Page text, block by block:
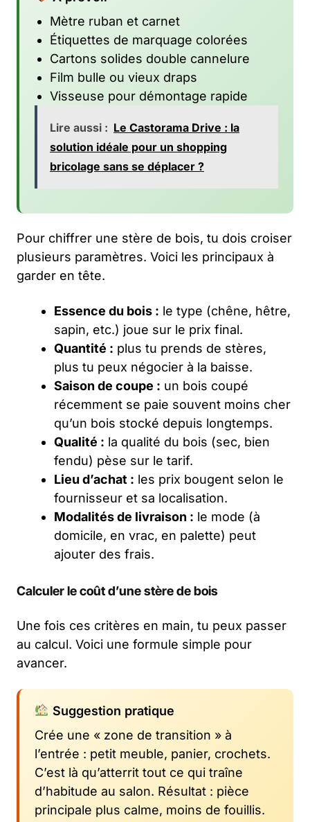
Mètre ruban et carnet
Étiquettes de marquage colorées
Cartons solides double cannelure
Film bulle ou vieux draps
Visseuse pour démontage rapide
Lire aussi : Le Castorama Drive : la
solution idéale pour un shopping
bricolage sans se déplacer ?
Pour chiffrer une stère de bois, tu dois croiser
plusieurs paramètres. Voici les principaux à
garder en tête.
Essence du bois : le type (chêne, hêtre,
sapin, etc.) joue sur le prix final.
Quantité : plus tu prends de stères,
plus tu peux négocier à la baisse.
Saison de coupe : un bois coupé
récemment se paie souvent moins cher
qu’un bois stocké depuis longtemps.
Qualité : la qualité du bois (sec, bien
fendu) pèse sur le tarif.
Lieu d’achat : les prix bougent selon le
fournisseur et sa localisation.
Modalités de livraison : le mode (à
domicile, en vrac, en palette) peut
ajouter des frais.
Calculer le coût d’une stère de bois
Une fois ces critères en main, tu peux passer
au calcul. Voici une formule simple pour
avancer.
Suggestion pratique
Crée une « zone de transition » à
l’entrée : petit meuble, panier, crochets.
C’est là qu’atterrit tout ce qui traîne
d’habitude au salon. Résultat : pièce
principale plus calme, moins de fouillis.